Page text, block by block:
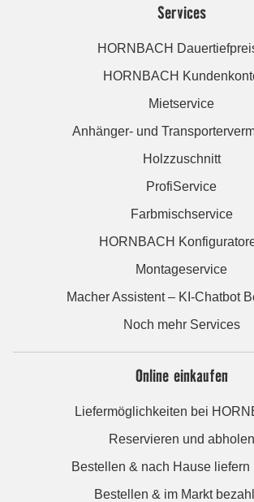
Services
HORNBACH
HORNBACH
Mietservice
Anhänger- und
Holzzuschnitt
ProfiService
Farbmischservice
HORNBACH
Montageservice
Macher Assistent – KI-Chatbot
Noch mehr Services
Online einkaufen
Liefermöglichkeiten bei
Reservieren und abholen
Bestellen & nach Hause liefern
Bestellen & im Markt